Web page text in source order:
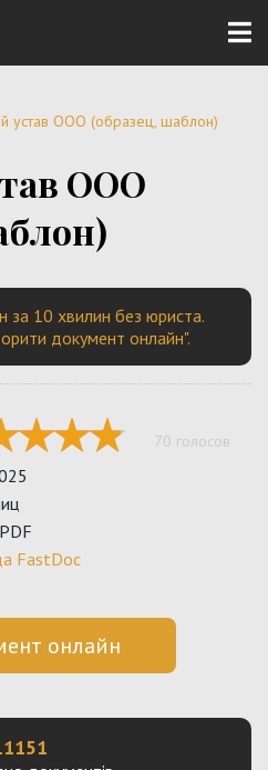
устав ООО (образец, шаблон)
ООО
за 10 хвилин без юриста.
документ онлайн".
70 голосов
FastDoc
онлайн